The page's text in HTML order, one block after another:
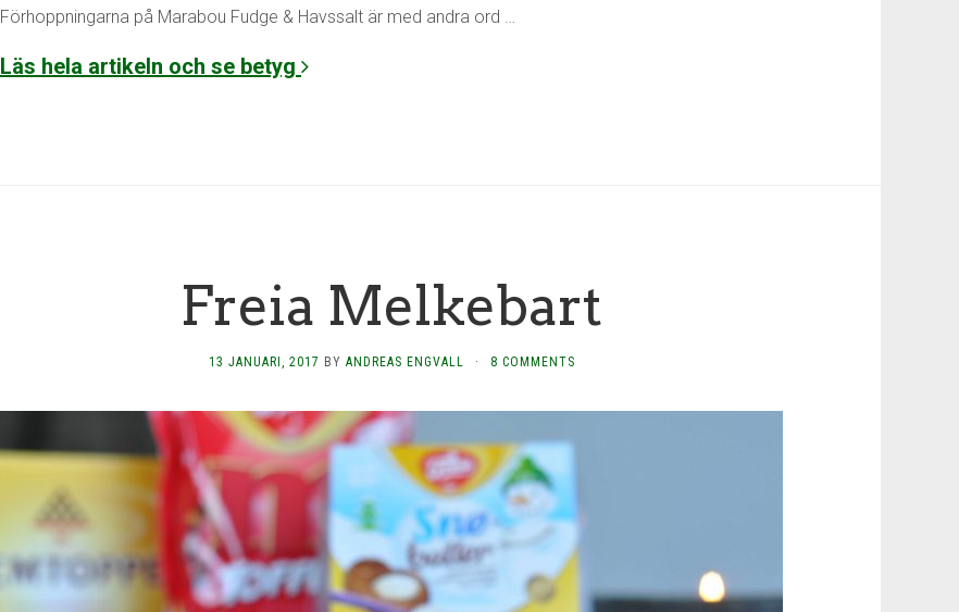
Förhoppningarna på Marabou Fudge & Havssalt är med andra ord …
Läs hela artikeln och se betyg
Freia Melkebart
13 JANUARI, 2017 BY ANDREAS ENGVALL · 8 COMMENTS